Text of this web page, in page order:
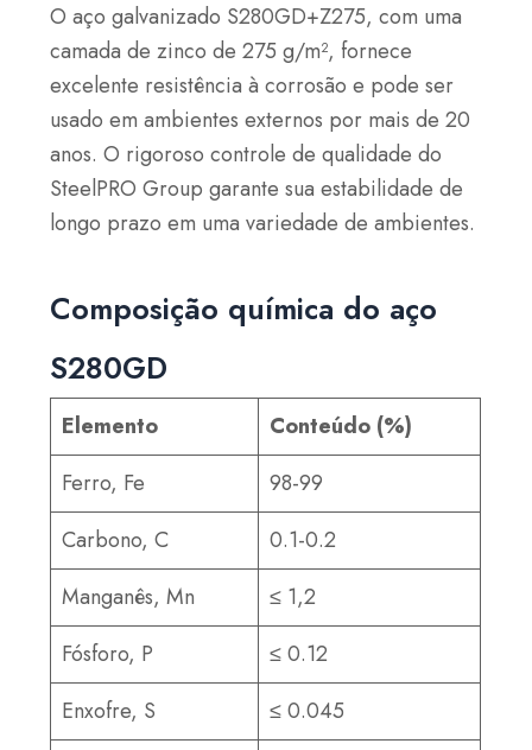
O aço galvanizado S280GD+Z275, com uma
camada de zinco de 275 g/m², fornece
excelente resistência à corrosão e pode ser
usado em ambientes externos por mais de 20
anos. O rigoroso controle de qualidade do
SteelPRO Group garante sua estabilidade de
longo prazo em uma variedade de ambientes.
Composição química do aço
S280GD
Elemento
Conteúdo (%)
Ferro, Fe
98-99
Carbono, C
0.1-0.2
Manganês, Mn
≤ 1,2
Fósforo, P
≤ 0.12
Enxofre, S
≤ 0.045